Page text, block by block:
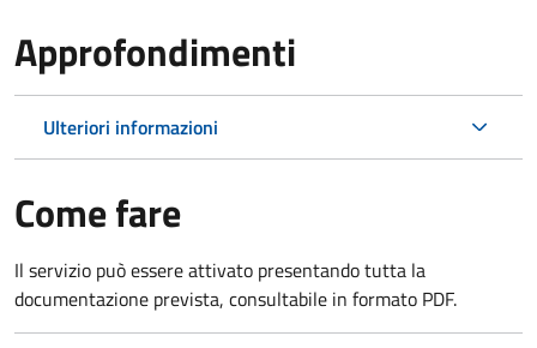
Approfondimenti
Ulteriori informazioni
Come fare
Il servizio può essere attivato presentando tutta la
documentazione prevista, consultabile in formato PDF.